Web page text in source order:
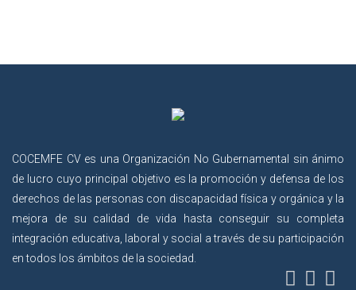
COCEMFE CV es una Organización No Gubernamental sin ánimo
de lucro cuyo principal objetivo es la promoción y defensa de los
derechos de las personas con discapacidad física y orgánica y la
mejora de su calidad de vida hasta conseguir su completa
integración educativa, laboral y social a través de su participación
en todos los ámbitos de la sociedad.